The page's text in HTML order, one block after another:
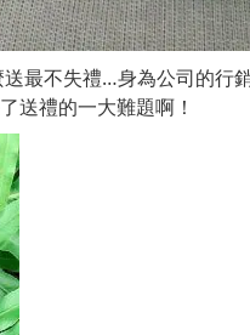
最不失禮…身為公司的行
送禮的一大難題啊！